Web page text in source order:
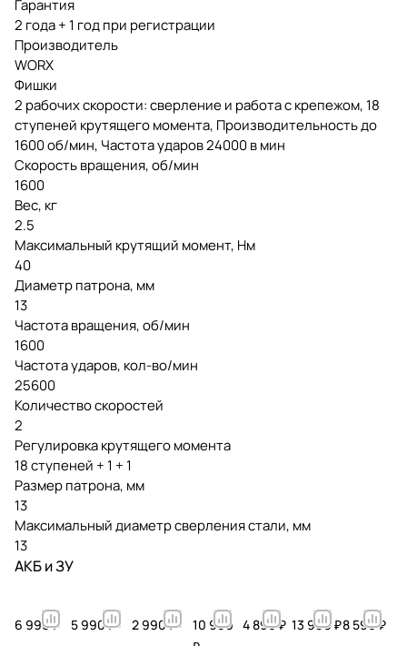
Гарантия
2 года + 1 год при регистрации
Производитель
WORX
Фишки
2 рабочих скорости: сверление и работа с крепежом, 18
ступеней крутящего момента, Производительность до
1600 об/мин, Частота ударов 24000 в мин
Скорость вращения, об/мин
1600
Вес, кг
2.5
Максимальный крутящий момент, Нм
40
Диаметр патрона, мм
13
Частота вращения, об/мин
1600
Частота ударов, кол-во/мин
25600
Количество скоростей
2
Регулировка крутящего момента
18 ступеней + 1 + 1
Размер патрона, мм
13
Максимальный диаметр сверления стали, мм
13
АКБ и ЗУ
6 990 ₽
5 990 ₽
2 990 ₽
10 990 4 890 ₽ 13 990 ₽8 590 ₽